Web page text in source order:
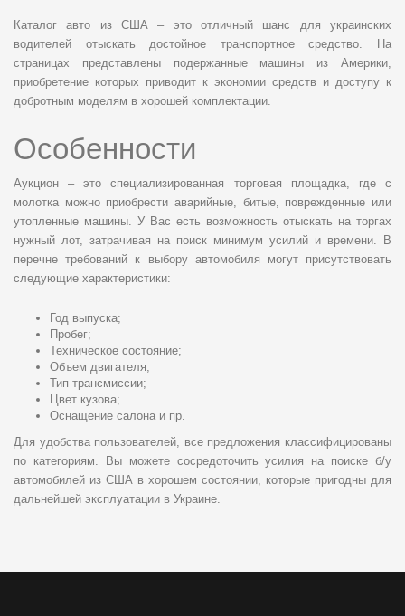
Каталог авто из США – это отличный шанс для украинских
водителей отыскать достойное транспортное средство. На
страницах представлены подержанные машины из Америки,
приобретение которых приводит к экономии средств и доступу к
добротным моделям в хорошей комплектации.
Особенности
Аукцион – это специализированная торговая площадка, где с
молотка можно приобрести аварийные, битые, поврежденные или
утопленные машины. У Вас есть возможность отыскать на торгах
нужный лот, затрачивая на поиск минимум усилий и времени. В
перечне требований к выбору автомобиля могут присутствовать
следующие характеристики:
Год выпуска;
Пробег;
Техническое состояние;
Объем двигателя;
Тип трансмиссии;
Цвет кузова;
Оснащение салона и пр.
Для удобства пользователей, все предложения классифицированы
по категориям. Вы можете сосредоточить усилия на поиске б/у
автомобилей из США в хорошем состоянии, которые пригодны для
дальнейшей эксплуатации в Украине.